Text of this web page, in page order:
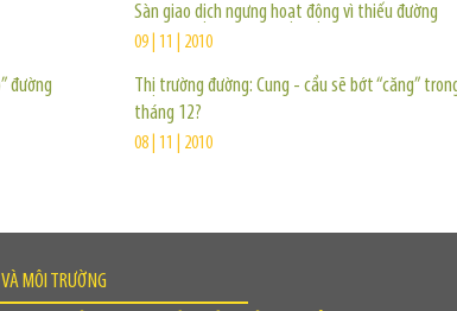
đường
Sàn giao dịch ngưng hoạt động vì thiếu đường
09 | 11 | 2010
Thị trường đường: Cung - cầu sẽ bớt “căng”
tháng 12?
08 | 11 | 2010
MÔI TRƯỜNG